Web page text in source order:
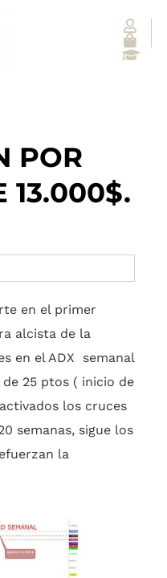
POR
13.000$.
en el primer
alcista de la
en el ADX semanal
25 ptos ( inicio de
los cruces
semanas, sigue los
la